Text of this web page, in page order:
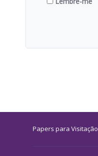
Papers para Visitação